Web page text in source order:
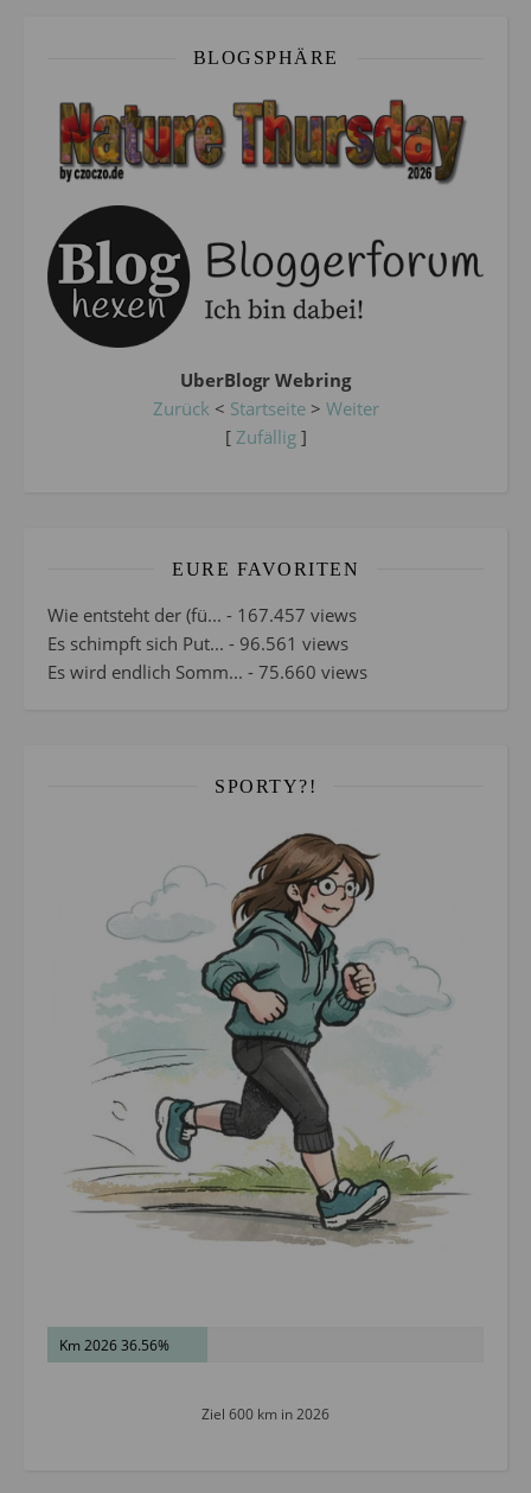
BLOGSPHÄRE
UberBlogr Webring
Zurück < Startseite> Weiter
[ Zufällig]
EURE FAVORITEN
Wie entsteht der (fü... - 167.457 views
Es schimpft sich Put... - 96.561 views
Es wird endlich Somm... - 75.660 views
SPORTY?!
Km 2026 36.56%
Ziel 600 km in 2026